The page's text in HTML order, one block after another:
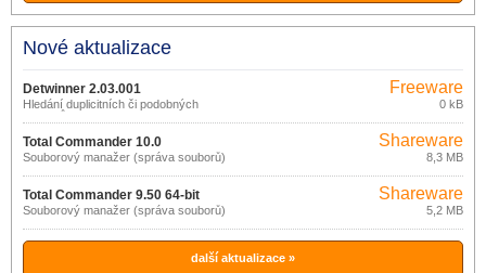
Nové aktualizace
Detwinner 2.03.001
Hledání duplicitních či podobných
souborů
Freeware
0 kB
Total Commander 10.0
Souborový manažer (správa souborů)
Shareware
8,3 MB
Total Commander 9.50 64-bit
Souborový manažer (správa souborů)
Shareware
5,2 MB
další aktualizace »